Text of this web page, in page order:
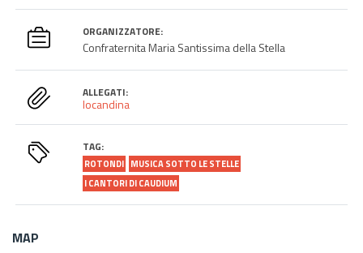
ORGANIZZATORE:
Confraternita Maria Santissima della Stella
ALLEGATI:
locandina
TAG:
ROTONDI MUSICA SOTTO LE STELLE
I CANTORI DI CAUDIUM
MAP